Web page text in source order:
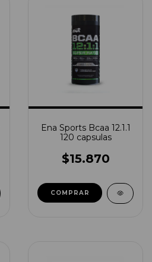
Ena Sports Bcaa 12.1.1
120 capsulas
$15.870